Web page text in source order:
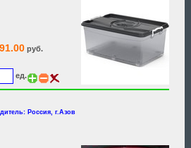
руб.
ед.
Россия, г.Азов